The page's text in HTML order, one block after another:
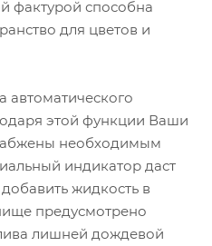
фактурой способна
для цветов и
автоматического
этой функции Ваши
необходимым
индикатор даст
жидкость в
предусмотрено
лишней дождевой